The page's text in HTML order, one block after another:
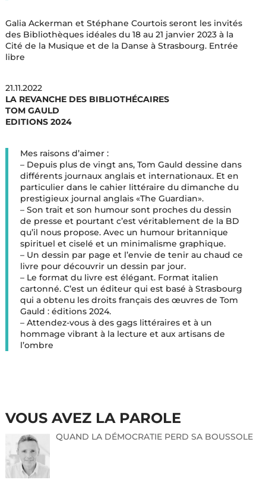
Galia Ackerman et Stéphane Courtois seront les invités
des Bibliothèques idéales du 18 au 21 janvier 2023 à la
Cité de la Musique et de la Danse à Strasbourg. Entrée
libre
21.11.2022
LA REVANCHE DES BIBLIOTHÉCAIRES
TOM GAULD
EDITIONS 2024
Mes raisons d’aimer :
– Depuis plus de vingt ans, Tom Gauld dessine dans
différents journaux anglais et internationaux. Et en
particulier dans le cahier littéraire du dimanche du
prestigieux journal anglais «The Guardian».
– Son trait et son humour sont proches du dessin
de presse et pourtant c’est véritablement de la BD
qu’il nous propose. Avec un humour britannique
spirituel et ciselé et un minimalisme graphique.
– Un dessin par page et l’envie de tenir au chaud ce
livre pour découvrir un dessin par jour.
– Le format du livre est élégant. Format italien
cartonné. C’est un éditeur qui est basé à Strasbourg
qui a obtenu les droits français des œuvres de Tom
Gauld : éditions 2024.
– Attendez-vous à des gags littéraires et à un
hommage vibrant à la lecture et aux artisans de
l’ombre
VOUS AVEZ LA PAROLE
QUAND LA DÉMOCRATIE PERD SA BOUSSOLE